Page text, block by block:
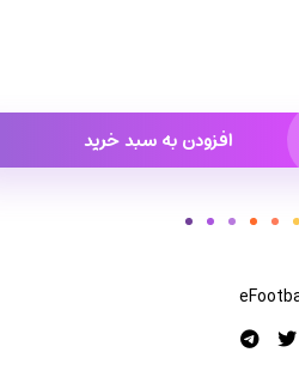
افزودن به سبد خرید